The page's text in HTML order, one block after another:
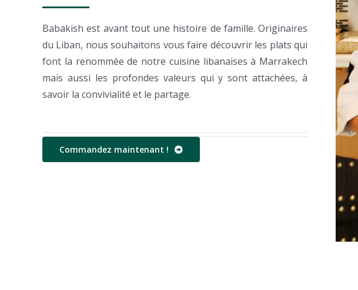
Babakish est avant tout une histoire de famille. Originaires
du Liban, nous souhaitons vous faire découvrir les plats qui
font la renommée de notre cuisine libanaises à Marrakech
mais aussi les profondes valeurs qui y sont attachées, à
savoir la convivialité et le partage.
Commandez maintenant !